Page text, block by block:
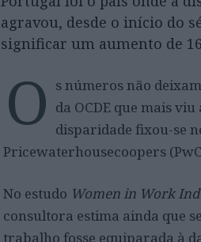
agravou, desde o início do
significar um aumento de
O s números não
da OCDE que mais
disparidade fixou-se
Pricewaterhousecoopers
No estudo Women in Work
consultora estima ainda que
trabalho fosse equiparada à